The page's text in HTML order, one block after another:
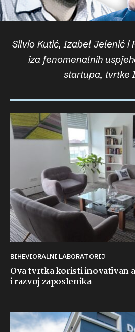
Silvio Kutić, Izabel Jelenić i
iza fenomenalnih
startupa, tvrtke
BIHEVIORALNI LABORATORIJ
Ova tvrtka koristi inovativan
i razvoj zaposlenika